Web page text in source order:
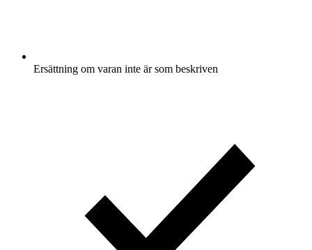
Ersättning om varan inte är som beskriven